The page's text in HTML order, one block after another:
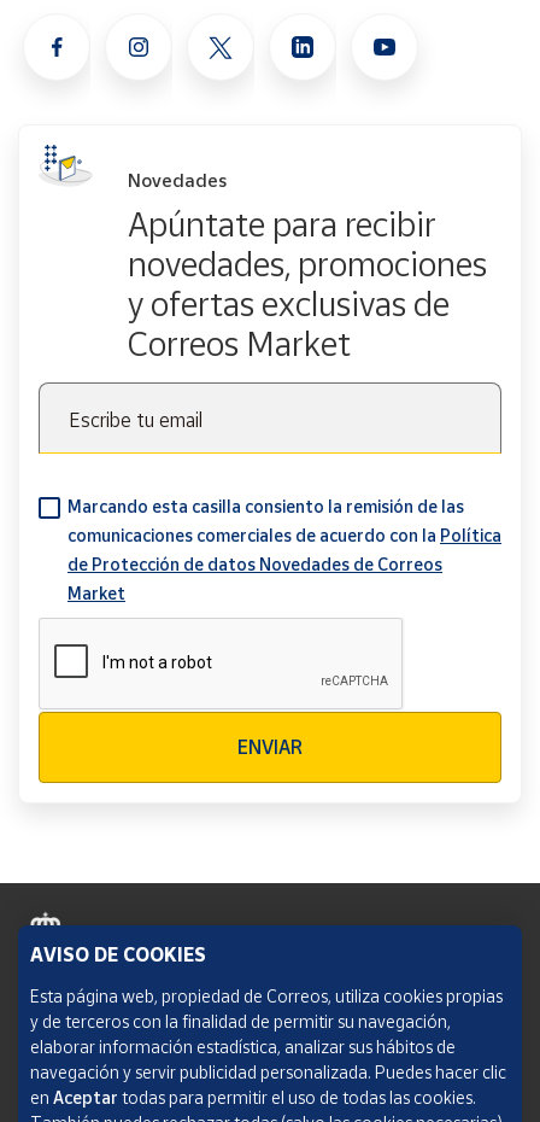
Novedades
Apúntate para recibir
novedades, promociones
y ofertas exclusivas de
Correos Market
Escribe tu email
Marcando esta casilla consiento la remisión de las
comunicaciones comerciales de acuerdo con la Política
de Protección de datos Novedades de Correos
Market
ENVIAR
Política de cookies
Aviso legal
Condiciones del servicio
AVISO DE COOKIES
Esta página web, propiedad de Correos, utiliza cookies propias
y de terceros con la finalidad de permitir su navegación,
elaborar información estadística, analizar sus hábitos de
navegación y servir publicidad personalizada. Puedes hacer clic
en Aceptar todas para permitir el uso de todas las cookies.